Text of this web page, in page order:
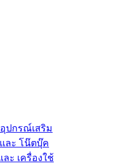
ปกรณ์เสริม
ละ โน๊ตบุ๊ค
ะ เครื่องใช้